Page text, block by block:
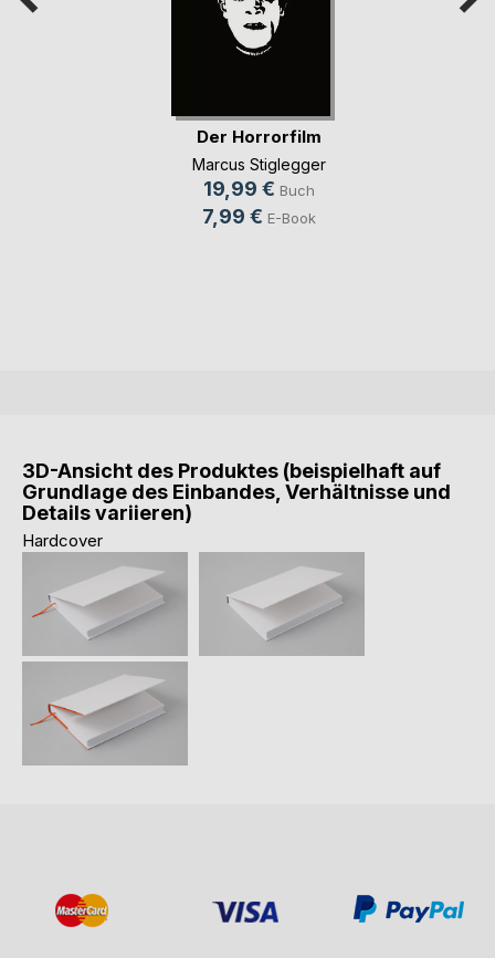
Der Horrorfilm
Marcus Stiglegger
19,99 € Buch
7,99 € E-Book
3D-Ansicht des Produktes (beispielhaft auf
Grundlage des Einbandes, Verhältnisse und
Details variieren)
Hardcover